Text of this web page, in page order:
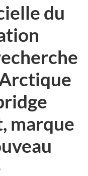
du
marque